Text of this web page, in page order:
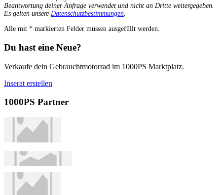
Beantwortung deiner Anfrage verwendet und nicht an Dritte weitergegeben.
Es gelten unsere Datenschutzbestimmungen
Alle mit * markierten Felder müssen ausgefüllt werden.
Du hast eine Neue?
Verkaufe dein Gebrauchtmotorrad im 1000PS Marktplatz.
Inserat erstellen
1000PS Partner